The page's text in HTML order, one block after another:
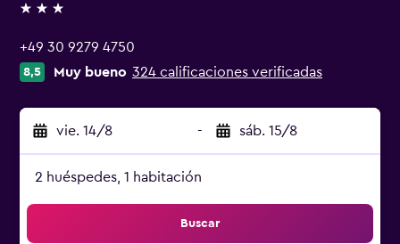
3 estrellas
+49 30 9279 4750
8,5 Muy bueno 324 calificaciones verificadas
vie. 14/8 - sáb. 15/8
2 huéspedes, 1 habitación
Buscar